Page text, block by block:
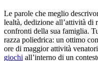
Le parole che meglio
lealtà, dedizione all’attività di
confronti della sua famiglia.
razza poliedrica: un ottimo
ore di maggior attività
giochi all’interno di un